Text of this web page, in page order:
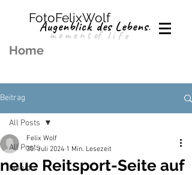
Augenblick des Lebens.
Home
FotoFelixWolf
moment
of life
Beitrag
All Posts
fashion
All Posts
neue Reitsport-Seite auf
Felix Wolf
30. Juli 2024 1 Min. Lesezeit